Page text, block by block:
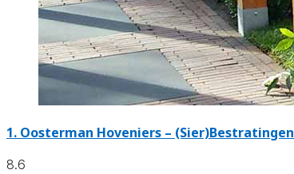
1. Oosterman Hoveniers – (Sier)Bestratingen
8.6